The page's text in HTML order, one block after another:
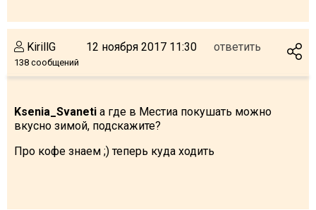
KirillG
138 сообщений
12 ноября 2017 11:30 ответить
Ksenia_Svaneti а где в Местиа покушать можно
вкусно зимой, подскажите?
Про кофе знаем ;) теперь куда ходить
ПРОЖИВАНИЕ
Отели
Долгосрочная аренда